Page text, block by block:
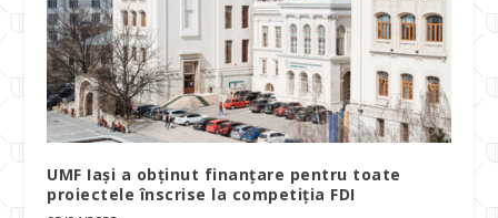
UMF Iași a obținut finanțare pentru toate
proiectele înscrise la competiția FDI